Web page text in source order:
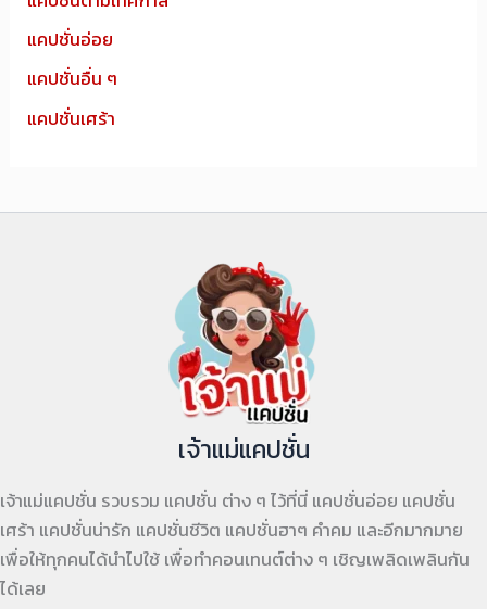
แคปชั่นอ่อย
แคปชั่นอื่น ๆ
แคปชั่นเศร้า
เจ้าแม่แคปชั่น
เจ้าแม่แคปชั่น รวบรวม แคปชั่น ต่าง ๆ ไว้ที่นี่ แคปชั่นอ่อย แคปชั่น
เศร้า แคปชั่นน่ารัก แคปชั่นชีวิต แคปชั่นฮาๆ คำคม และอีกมากมาย
เพื่อให้ทุกคนได้นำไปใช้ เพื่อทำคอนเทนต์ต่าง ๆ เชิญเพลิดเพลินกัน
ได้เลย